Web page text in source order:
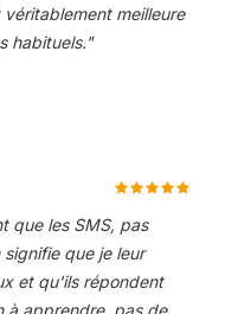
meilleure
habituels."
que les SMS, pas
que je leur
et qu'ils répondent
à apprendre, pas de